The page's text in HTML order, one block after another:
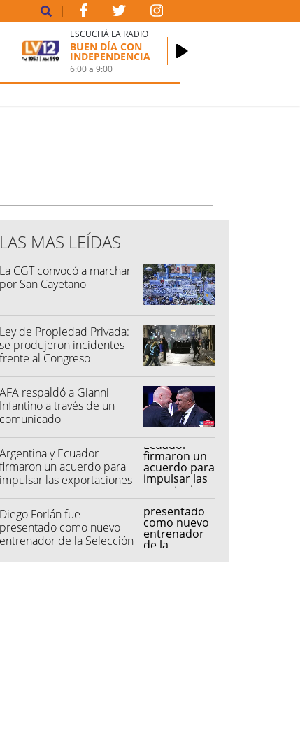
ESCUCHÁ LA RADIO
BUEN DÍA CON
INDEPENDENCIA
6:00a9:00
LAS MAS LEÍDAS
La CGT convocó a marchar
por San Cayetano
Ley de Propiedad Privada:
se produjeron incidentes
frente al Congreso
AFA respaldó a Gianni
Infantino a través de un
comunicado
Argentina y Ecuador
firmaron un acuerdo para
impulsar las exportaciones
Diego Forlán fue
presentado como nuevo
entrenador de la Selección